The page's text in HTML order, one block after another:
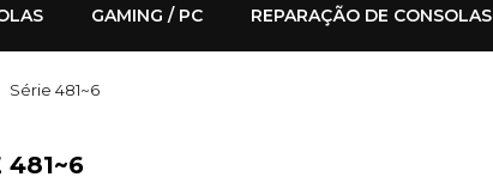
GAMING / PC REPARAÇÃO DE CONSOLAS
Série 481~6
481~6